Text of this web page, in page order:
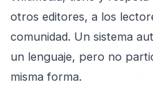
otros editores, a los
comunidad. Un sistema
un lenguaje, pero no
misma forma.